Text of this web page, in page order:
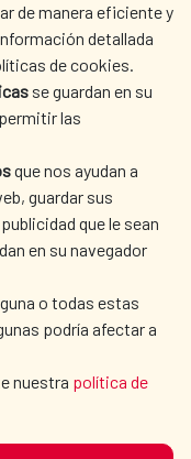
de manera eficiente y
detallada
de cookies.
se guardan en su
las
que nos ayudan a
guardar sus
que le sean
en su navegador
o todas estas
podría afectar a
nuestra política de
DO WE COOPERATE?
PRESS ROOM
LIBRARY